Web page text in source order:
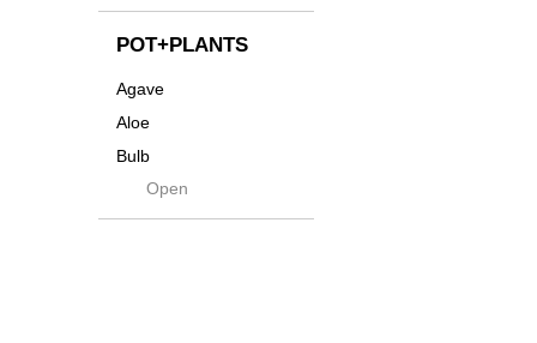
Native
Progress
Quartz
RAKU
POT+PLANTS
Agave
Aloe
Bulb
Cactus
Caudex
Open